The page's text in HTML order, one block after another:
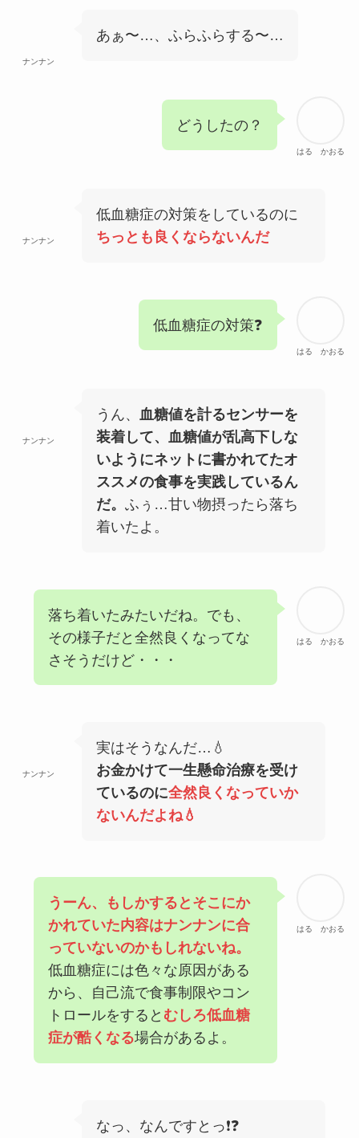
ナンナン
あぁ〜…、ふらふらする〜…
はる かおる
どうしたの？
ナンナン
低血糖症の対策をしているのに
ちっとも良くならないんだ
はる かおる
低血糖症の対策❓
ナンナン
うん、 血糖値を計るセンサーを
装着して、血糖値が乱高下しな
いようにネットに書かれてたオ
ススメの食事を実践しているん
だ。 ふぅ…甘い物摂ったら落ち
着いたよ。
はる かおる
落ち着いたみたいだね。でも、
その様子だと全然良くなってな
さそうだけど・・・
ナンナン
実はそうなんだ…💧
お金かけて一生懸命治療を受け
ているのに全然良くなっていか
ないんだよね💧
はる かおる
うーん、もしかするとそこにか
かれていた内容はナンナンに合
っていないのかもしれないね。
低血糖症には色々な原因がある
から、自己流で食事制限やコン
トロールをすると むしろ低血糖
症が酷くなる場合があるよ。
なっ、なんですとっ❗❓